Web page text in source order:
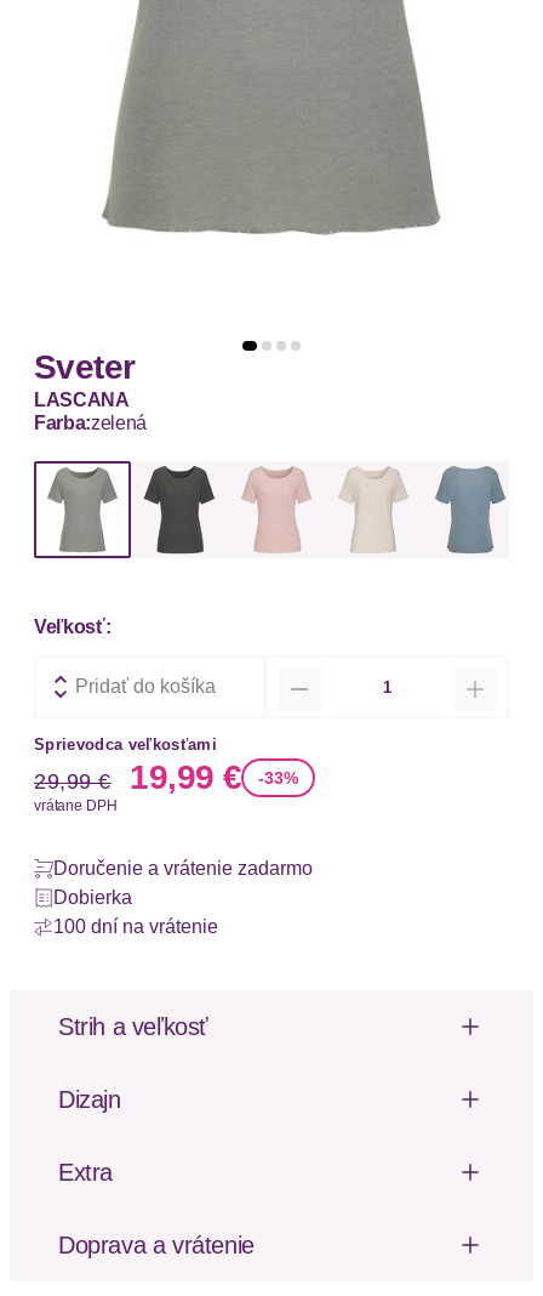
Sveter
LASCANA
Farba:zelená
Veľkosť:
Pridať do košíka
Sprievodca veľkosťami
Stará cena
29,99 € Nová cena
19,99 € -33%
vrátane DPH
Doručenie a vrátenie zadarmo
Dobierka
100 dní na vrátenie
Strih a veľkosť
Dĺžka rukávu: Štvrtinový rukáv
Dĺžka: Normálna dĺžka
Dizajn
Glitzerkante an Rundhalsausschnitt, Saum und
Výstrih: Okrúhly výstrih
Extra
Mäkký omak
Doprava a vrátenie